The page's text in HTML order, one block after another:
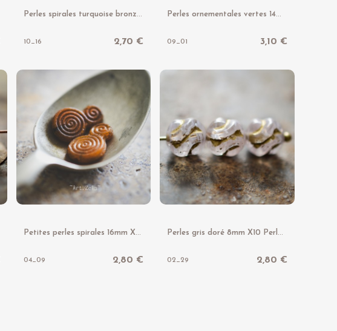
P
erles spirales turquoise bronze 16mm X2 Perles verre tchèque mat
10_16 2,70 €
P
erles ornementales vertes 14mm X2 Perles verre tchèque
09_01 3,10 €
04_09 2,80 € 02_29 2,80 €